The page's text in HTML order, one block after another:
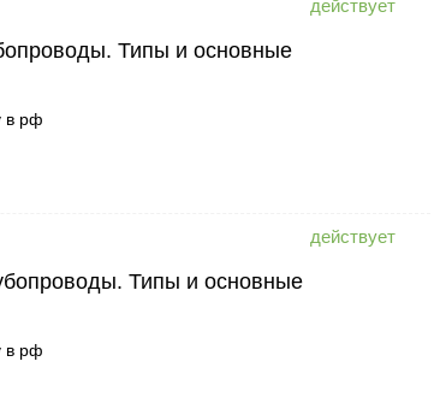
Типы и основные
в рф
Типы и основные
в рф